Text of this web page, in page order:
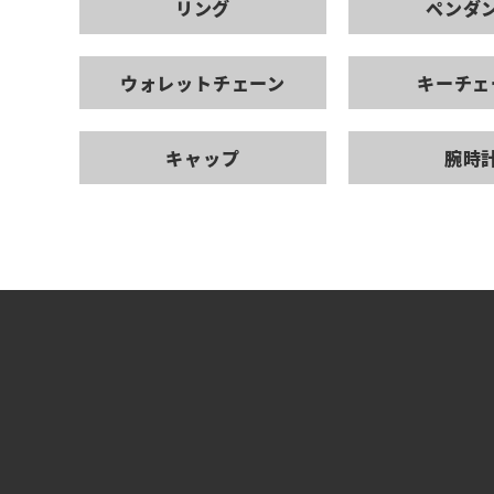
リング ペンダ
ウォレットチェーン キーチ
キャップ 腕時